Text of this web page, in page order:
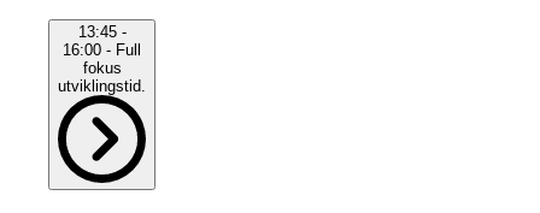
13:45 -
16:00 - Full
fokus
utviklingstid.